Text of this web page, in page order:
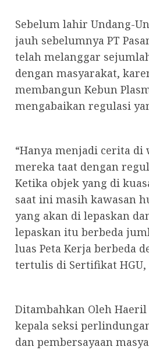
Sebelum lahir Undang-
jauh sebelumnya PT
telah melanggar
dengan masyarakat,
membangun Kebun
mengabaikan regulasi
“Hanya menjadi cerita
mereka taat dengan
Ketika objek yang di
saat ini masih kawasan
yang akan di lepaskan
lepaskan itu berbeda
luas Peta Kerja berbeda
tertulis di Sertifikat HGU,
Ditambahkan Oleh
kepala seksi
dan pembersayaan